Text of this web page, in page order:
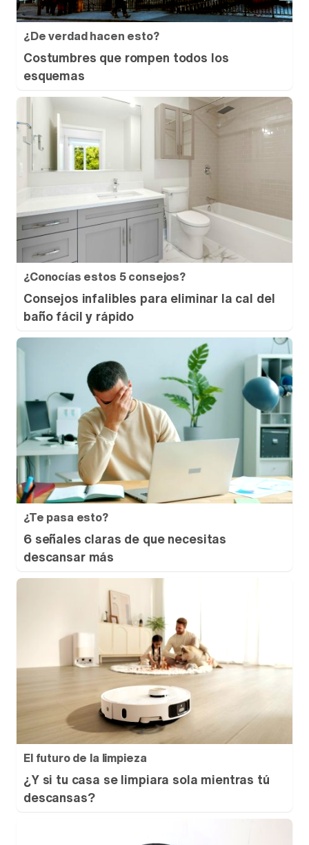
¿De verdad hacen esto?
Costumbres que rompen todos los
esquemas
¿Conocías estos 5 consejos?
Consejos infalibles para eliminar la cal del
baño fácil y rápido
¿Te pasa esto?
6 señales claras de que necesitas
descansar más
El futuro de la limpieza
¿Y si tu casa se limpiara sola mientras tú
descansas?